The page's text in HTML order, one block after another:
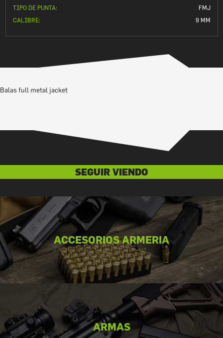
TIPO DE PUNTA:
FMJ
CALIBRE:
9 MM
Balas full metal jacket
SEGUIR VIENDO
ACCESORIOS ARMERIA
ARMAS